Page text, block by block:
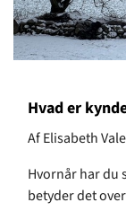
Hvad er
Af Elisabeth
Hvornår har du
betyder det